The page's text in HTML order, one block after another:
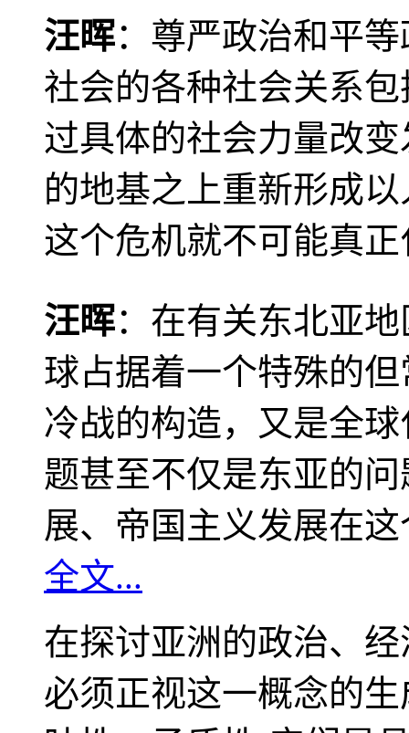
汪晖：尊严政治和平
社会的各种社会关系
过具体的社会力量改
的地基之上重新形成
这个危机就不可能真
汪晖：在有关东北亚
球占据着一个特殊的
冷战的构造，又是全
题甚至不仅是东亚的
展、帝国主义发展在
全文...
在探讨亚洲的政治、
必须正视这一概念的